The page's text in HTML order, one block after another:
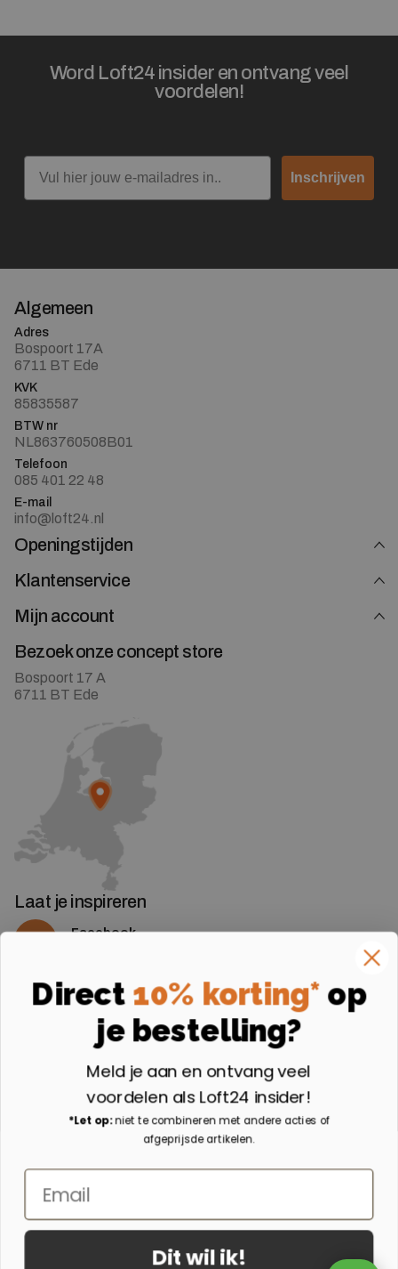
Word Loft24 insider en ontvang veel
voordelen!
Email
Inschrijven
Algemeen
Adres
Bospoort 17A
6711 BT Ede
KVK
85835587
BTW nr
NL863760508B01
Telefoon
085 401 22 48
E-mail
info@loft24.nl
Openingstijden
Klantenservice
Mijn account
Bezoek onze concept store
Bospoort 17 A
6711 BT Ede
Laat je inspireren
Facebook
Instagram
Volg ons op Instagram
Aangesloten bij
Direct 10% korting* op
je bestelling?
Meld je aan en ontvang veel
voordelen als Loft24 insider!
*Let op:niet te combineren met andere acties of
afgeprijsde artikelen.
Email
Dit wil ik!